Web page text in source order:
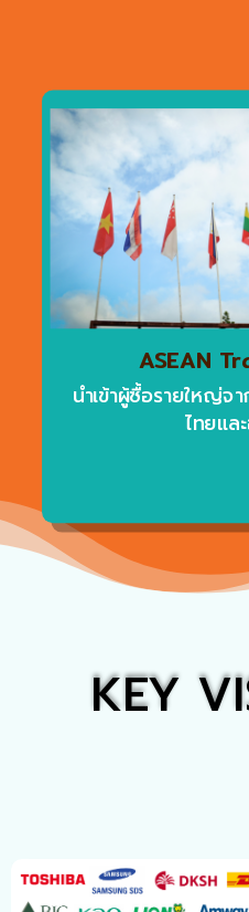
ASEAN
นำเข้าผู้ซื้อรายใหญ่จ
ไทยแล
KEY